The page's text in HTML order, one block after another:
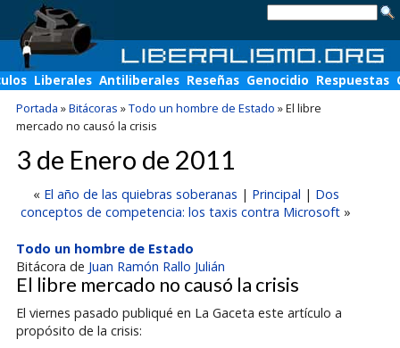
Liberales Antiliberales Reseñas Genocidio Respuestas
Portada »Bitácoras »Todo un hombre de Estado »El libre
mercado no causó la crisis
3 de Enero de 2011
« El año de las quiebras soberanas | Principal | Dos
conceptos de competencia: los taxis contra Microsoft »
Todo un hombre de Estado
Bitácora de Juan Ramón Rallo Julián
El libre mercado no causó la crisis
El viernes pasado publiqué en La Gaceta este artículo a
propósito de la crisis: